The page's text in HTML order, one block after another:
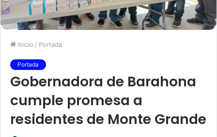
Inicio / Portada
Portada
Gobernadora de Barahona
cumple promesa a
residentes de Monte Grande